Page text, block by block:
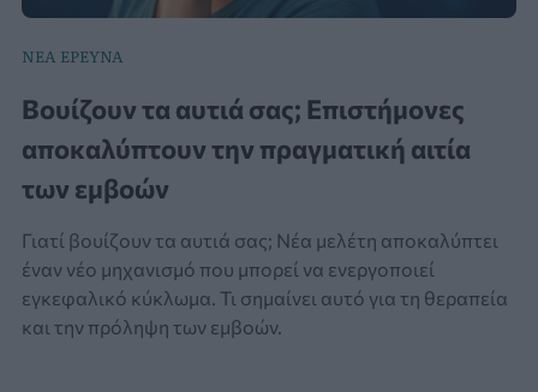
ΝΕΑ ΕΡΕΥΝΑ
Βουίζουν τα αυτιά σας; Επιστήμονες
αποκαλύπτουν την πραγματική αιτία
των εμβοών
Γιατί βουίζουν τα αυτιά σας; Νέα μελέτη αποκαλύπτει
έναν νέο μηχανισμό που μπορεί να ενεργοποιεί
εγκεφαλικό κύκλωμα. Τι σημαίνει αυτό για τη θεραπεία
και την πρόληψη των εμβοών.